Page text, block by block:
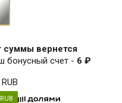
суммы вернется
бонусный счет - 6 ₽
RUB